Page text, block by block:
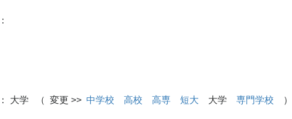
：
： 大学 （ 変更 >> 中学校 高校 高専 短大 大学 専門学校 ）